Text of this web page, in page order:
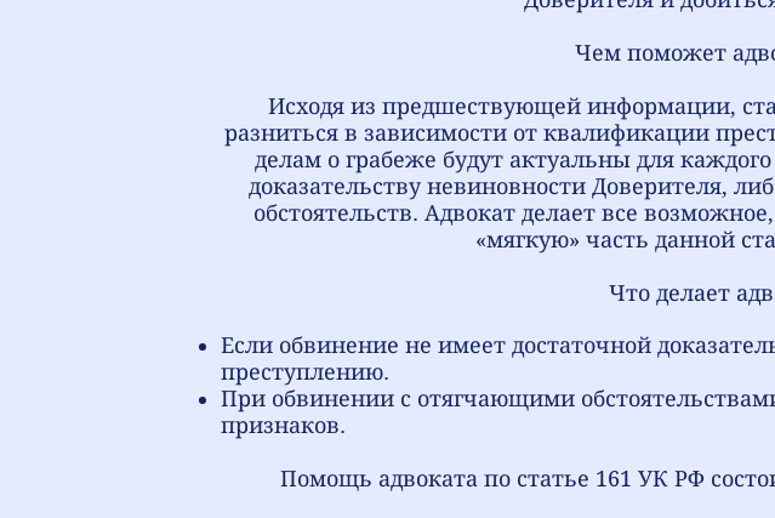
Чем поможет
Исходя из предшествующей информации,
разниться в зависимости от квалификации
делам о грабеже будут актуальны для
доказательству невиновности Доверителя,
обстоятельств. Адвокат делает все
«мягкую» часть данной
Что делает
Если обвинение не имеет достаточной
преступлению.
При обвинении с отягчающими
признаков.
Помощь адвоката по статье 161 УК РФ